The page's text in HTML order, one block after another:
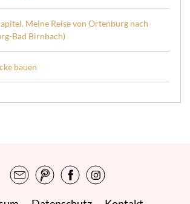
Meine Reise von Ortenburg nach
Bad Birnbach)
bauen